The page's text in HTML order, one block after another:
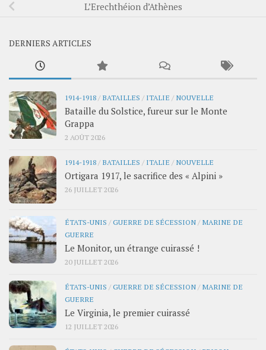
L’Erechthéion d’Athènes
DERNIERS ARTICLES
1914-1918 / BATAILLES / ITALIE / NOUVELLE
Bataille du Solstice, fureur sur le Monte
Grappa
2 AOÛT 2026
1914-1918 / BATAILLES / ITALIE / NOUVELLE
Ortigara 1917, le sacrifice des « Alpini »
26 JUILLET 2026
ÉTATS-UNIS /GUERRE DE SÉCESSION / MARINE DE
GUERRE
Le Monitor, un étrange cuirassé !
20 JUILLET 2026
ÉTATS-UNIS /GUERRE DE SÉCESSION / MARINE DE
GUERRE
Le Virginia, le premier cuirassé
12 JUILLET 2026